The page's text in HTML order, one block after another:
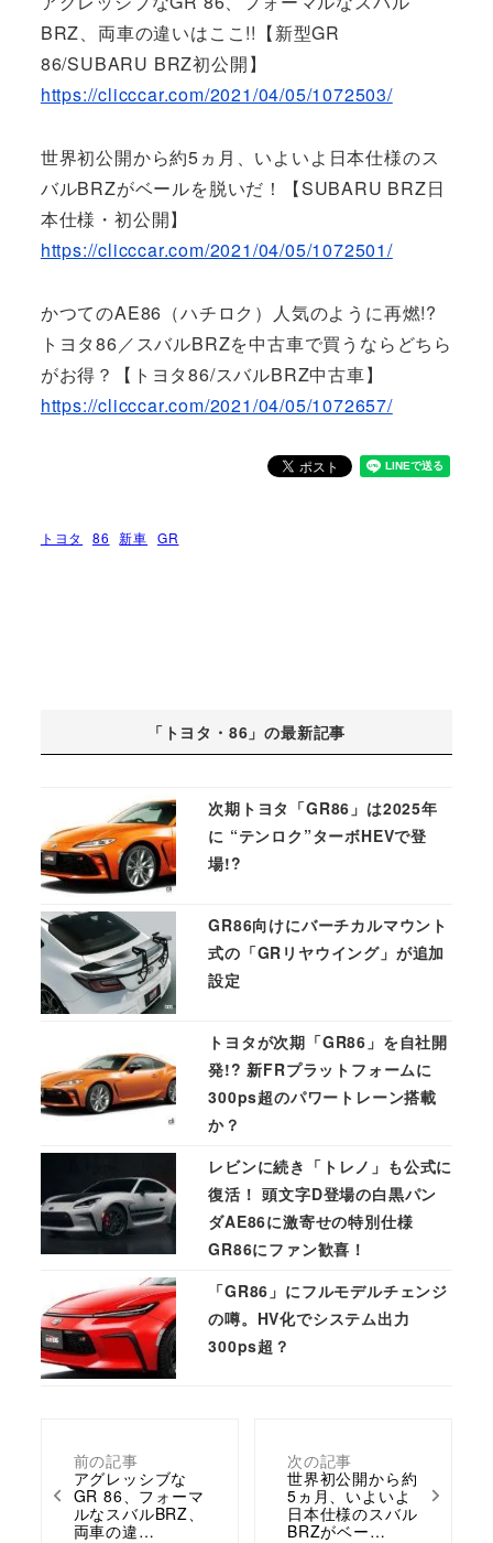
BRZ、両車の違いはここ!!【新型GR
86/SUBARU BRZ初公開】
https://clicccar.com/2021/04/05/1072503/
世界初公開から約5ヵ月、いよいよ日本仕様のス
バルBRZがベールを脱いだ！【SUBARU BRZ日
本仕様・初公開】
https://clicccar.com/2021/04/05/1072501/
かつてのAE86（ハチロク）人気のように再燃!?
トヨタ86／スバルBRZを中古車で買うならどちら
がお得？【トヨタ86/スバルBRZ中古車】
https://clicccar.com/2021/04/05/1072657/
トヨタ 86 新車 GR
前の記事
アグレッシブな
GR 86、フォーマ
ルなスバルBRZ、
両車の違…
次の記事
世界初公開から約
5ヵ月、いよいよ
日本仕様のスバル
BRZがベー…
「トヨタ・86」の最新記事
次期トヨタ「GR86」は2025年
に “テンロク”ターボHEVで登
場!?
GR86向けにバーチカルマウント
式の「GRリヤウイング」が追加
設定
トヨタが次期「GR86」を自社開
発!? 新FRプラットフォームに
300ps超のパワートレーン搭載
か？
レビンに続き「トレノ」も公式に
復活！ 頭文字D登場の白黒パン
ダAE86に激寄せの特別仕様
GR86にファン歓喜！
「GR86」にフルモデルチェンジ
の噂。HV化でシステム出力
300ps超？